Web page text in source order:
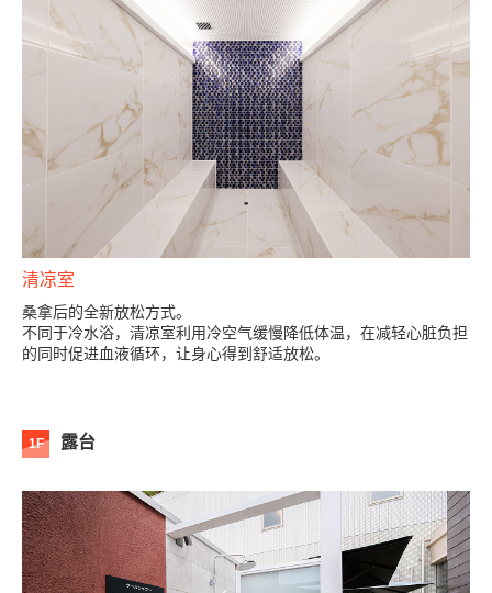
清凉室
桑拿后的全新放松方式。
不同于冷水浴，清凉室利用冷空气缓慢降低体温，在减轻心脏负担
的同时促进血液循环，让身心得到舒适放松。
1F 露台